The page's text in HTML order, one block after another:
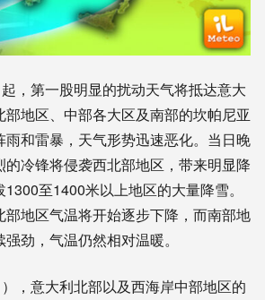
，第一股明显的扰动天气将抵达意大
地区、中部各大区及南部的坎帕尼亚
雨和雷暴，天气形势迅速恶化。当日晚
冷锋将侵袭西北部地区，带来明显降
至1400米以上地区的大量降雪。
部地区气温将开始逐步下降，而南部地
劲，气温仍然相对温暖。
，意大利北部以及西海岸中部地区的